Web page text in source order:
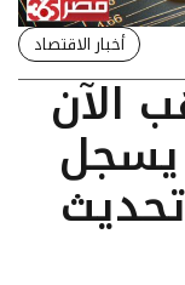
أخبار الاقتصاد
الآن
في مصر: عيار 24 يسجل
تحديث